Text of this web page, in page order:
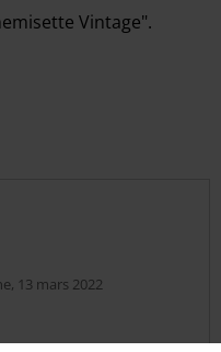
Vintage".
13 mars 2022